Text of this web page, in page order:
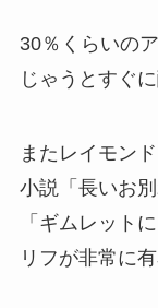
30％くらいの
じゃうとすぐ
またレイモン
小説「長いお
「ギムレット
リフが非常に